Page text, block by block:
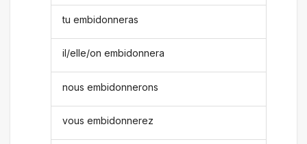
tu embidonneras
il/elle/on embidonnera
nous embidonnerons
vous embidonnerez